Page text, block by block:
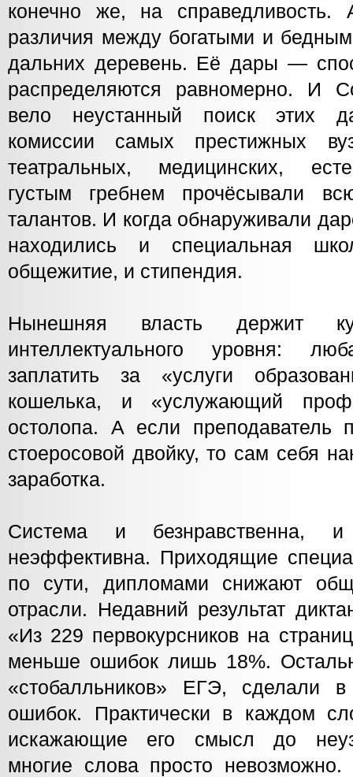
конечно же, на
различия между богатыми и
дальних деревень. Её дары —
распределяются равномерно. И
вело неустанный поиск этих
комиссии самых престижных
театральных, медицинских,
густым гребнем прочёсывали
талантов. И когда обнаруживали
находились и специальная
общежитие, и стипендия.
Нынешняя власть держит
интеллектуального уровня:
заплатить за «услуги
кошелька, и «услужающий
остолопа. А если преподаватель
стоеросовой двойку, то сам себя
заработка.
Система и безнравственна,
неэффективна. Приходящие
по сути, дипломами снижают
отрасли. Недавний результат
«Из 229 первокурсников на
меньше ошибок лишь 18%.
«стобалльников» ЕГЭ, сделали
ошибок. Практически в каждом
искажающие его смысл до
многие слова просто